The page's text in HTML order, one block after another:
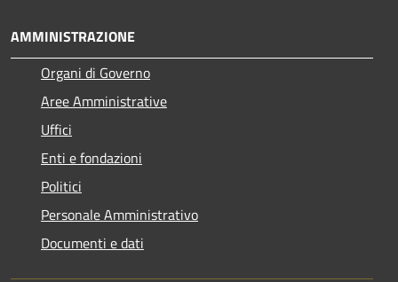
AMMINISTRAZIONE
Organi di Governo
Aree Amministrative
Uffici
Enti e fondazioni
Politici
Personale Amministrativo
Documenti e dati